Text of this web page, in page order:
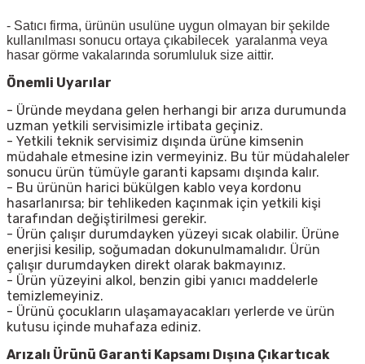
- Satıcı firma, ürünün usulüne uygun olmayan bir şekilde
kullanılması sonucu ortaya çıkabilecek yaralanma veya
hasar görme vakalarında sorumluluk size aittir.
Önemli Uyarılar
- Üründe meydana gelen herhangi bir arıza durumunda
uzman yetkili servisimizle irtibata geçiniz.
- Yetkili teknik servisimiz dışında ürüne kimsenin
müdahale etmesine izin vermeyiniz. Bu tür müdahaleler
sonucu ürün tümüyle garanti kapsamı dışında kalır.
- Bu ürünün harici bükülgen kablo veya kordonu
hasarlanırsa; bir tehlikeden kaçınmak için yetkili kişi
tarafından değiştirilmesi gerekir.
- Ürün çalışır durumdayken yüzeyi sıcak olabilir. Ürüne
enerjisi kesilip, soğumadan dokunulmamalıdır. Ürün
çalışır durumdayken direkt olarak bakmayınız.
- Ürün yüzeyini alkol, benzin gibi yanıcı maddelerle
temizlemeyiniz.
- Ürünü çocukların ulaşamayacakları yerlerde ve ürün
kutusu içinde muhafaza ediniz.
Arızalı Ürünü Garanti Kapsamı Dışına Çıkartıcak